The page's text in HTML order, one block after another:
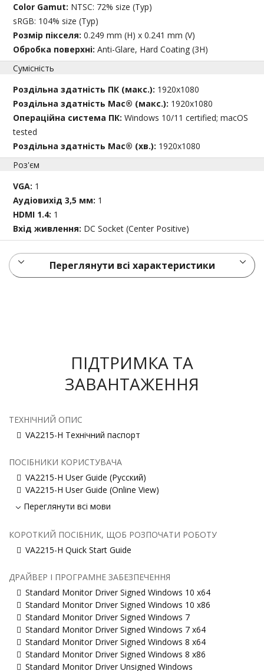
Color Gamut: NTSC: 72% size (Typ)
sRGB: 104% size (Typ)
Розмір пікселя:0.249 mm (H) x 0.241 mm (V)
Обробка поверхні:Anti-Glare, Hard Coating (3H)
Сумісність
Роздільна здатність ПК (макс.): 1920x1080
Роздільна здатність Mac® (макс.): 1920x1080
Операційна система ПК:Windows 10/11 certified; macOS
tested
Роздільна здатність Mac® (хв.): 1920x1080
Роз'єм
VGA: 1
Аудіовихід 3,5 мм: 1
HDMI 1.4: 1
Вхід живлення: DC Socket (Center Positive)
Переглянути всі характеристики
ПІДТРИМКА ТА
ЗАВАНТАЖЕННЯ
ТЕХНІЧНИЙ ОПИС
VA2215-H Технічний паспорт
ПОСІБНИКИ КОРИСТУВАЧА
VA2215-H User Guide (Русский)
VA2215-H User Guide (Online View)
Переглянути всі мови
КОРОТКИЙ ПОСІБНИК, ЩОБ РОЗПОЧАТИ РОБОТУ
VA2215-H Quick Start Guide
ДРАЙВЕР І ПРОГРАМНЕ ЗАБЕЗПЕЧЕННЯ
Standard Monitor Driver Signed Windows 10 x64
Standard Monitor Driver Signed Windows 10 x86
Standard Monitor Driver Signed Windows 7
Standard Monitor Driver Signed Windows 7 x64
Standard Monitor Driver Signed Windows 8 x64
Standard Monitor Driver Signed Windows 8 x86
Standard Monitor Driver Unsigned Windows